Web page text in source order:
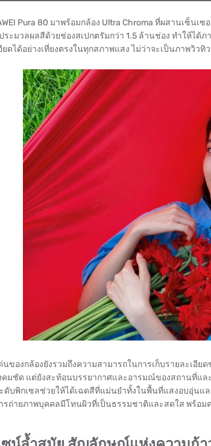
Pura 80 มาพร้อมกล้อง Ultra Chroma ที่ผสานเซ็นเ
ระมวลผลสีด้วยช่องสเปกตรัมกว่า 1.5 ล้านช่อง ทำให้ไ
ยดได้อย่างเที่ยงตรงในทุกสภาพแสง ไม่ว่าจะเป็นภาพวิว
นของกล้องยังรวมถึงความสามารถในการเก็บรายละเอี
คมชัด แต่ยังสะท้อนบรรยากาศและอารมณ์ของสถานที่แล
ดับพิกเซลช่วยให้ได้เฉดสีที่แม่นยำทั้งในพื้นที่แสงอบอุ่นแ
รถ่ายภาพบุคคลมีโทนผิวที่เป็นธรรมชาติและสดใส พร้อ